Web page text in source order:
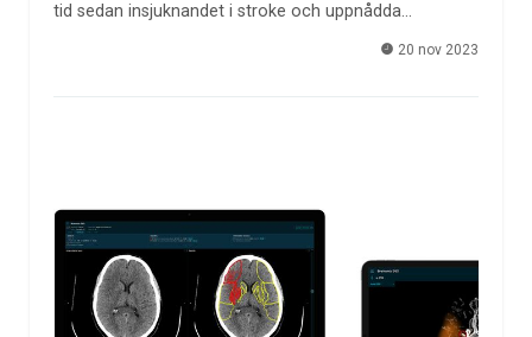
tid sedan insjuknandet i stroke och uppnådda…
20 nov 2023